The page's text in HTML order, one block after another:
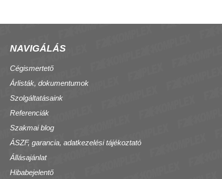
NAVIGÁLÁS
Cégismertető
Árlisták, dokumentumok
Szolgáltatásaink
Referenciák
Szakmai blog
ÁSZF, garancia, adatkezelési tájékoztató
Állásajánlat
Hibabejelentő